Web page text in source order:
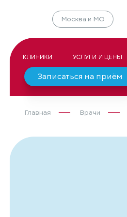
Москва и МО
КЛИНИКИ УСЛУГИ И ЦЕНЫ
Записаться на приём
Главная Врачи